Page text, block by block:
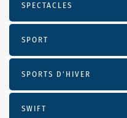
SPECTACLES
SPORT
SPORTS D'HIVER
SWIFT